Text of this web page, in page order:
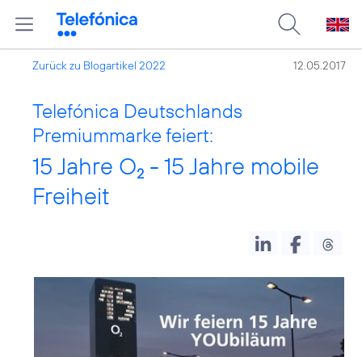
Zurück zu Blogartikel 2022 12.05.2017
Telefónica Deutschlands
Premiummarke feiert:
15 Jahre O2 - 15 Jahre mobile
Freiheit